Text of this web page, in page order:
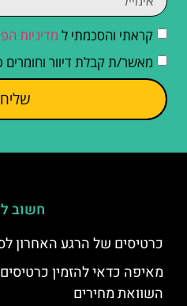
קראתי והסכמתי ל מדיניות
מאשר/ת קבלת דיוור וחומרים
חשוב
כרטיסים של הרגע האחרון
מאיפה כדאי להזמין
השוואת מחירים